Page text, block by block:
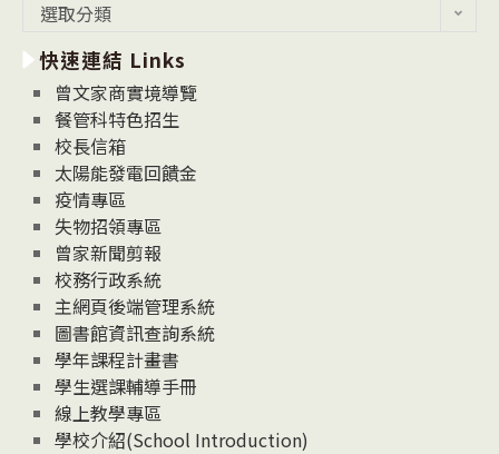
消
息
News
選取分類
快速連結 Links
曾文家商實境導覽
餐管科特色招生
校長信箱
太陽能發電回饋金
疫情專區
失物招領專區
曾家新聞剪報
校務行政系統
主網頁後端管理系統
圖書館資訊查詢系統
學年課程計畫書
學生選課輔導手冊
線上教學專區
學校介紹(School Introduction)